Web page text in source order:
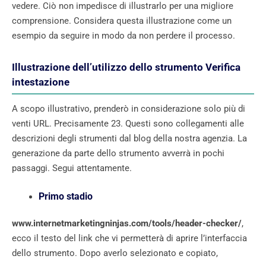
vedere. Ciò non impedisce di illustrarlo per una migliore
comprensione. Considera questa illustrazione come un
esempio da seguire in modo da non perdere il processo.
Illustrazione dell’utilizzo dello strumento Verifica
intestazione
A scopo illustrativo, prenderò in considerazione solo più di
venti URL. Precisamente 23. Questi sono collegamenti alle
descrizioni degli strumenti dal blog della nostra agenzia. La
generazione da parte dello strumento avverrà in pochi
passaggi. Segui attentamente.
Primo stadio
www.internetmarketingninjas.com/tools/header-checker/,
ecco il testo del link che vi permetterà di aprire l’interfaccia
dello strumento. Dopo averlo selezionato e copiato,